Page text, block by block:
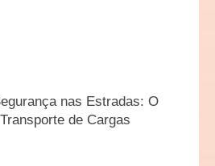
nas Estradas: O
de Cargas